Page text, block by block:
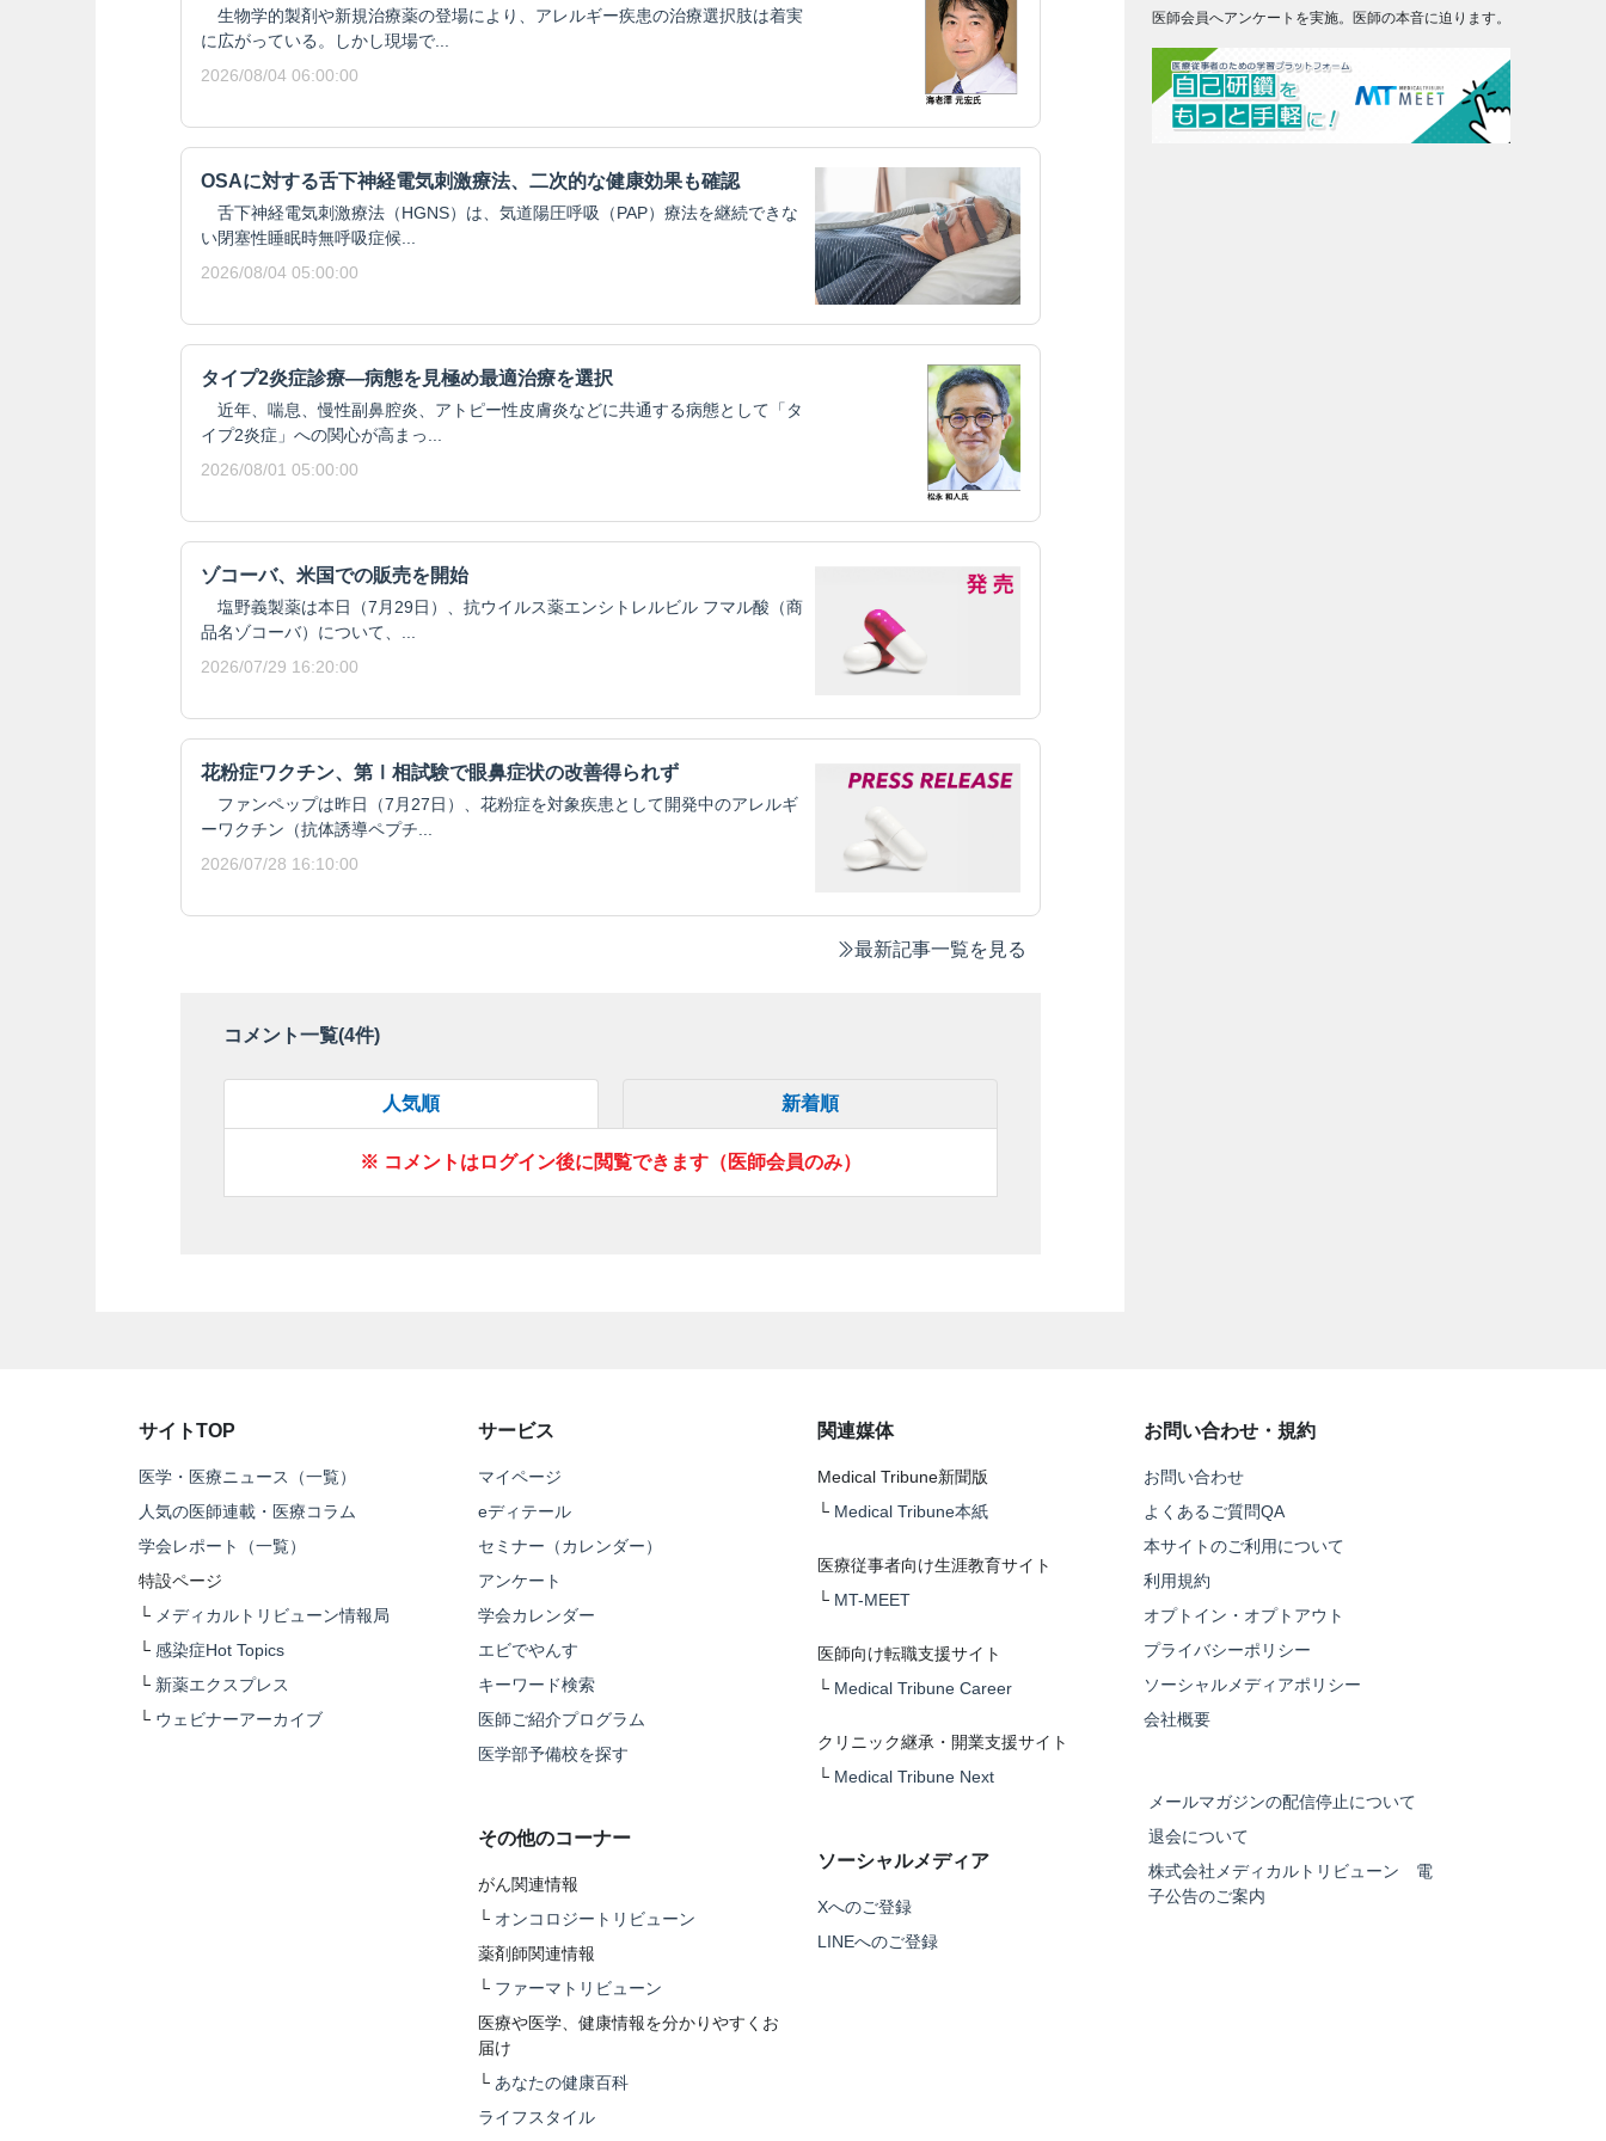
生物学的製剤や新規治療薬の登場により、アレルギー疾患の治療選択肢は着実
に広がっている。しかし現場で...
2026/08/04 06:00:00
OSAに対する舌下神経電気刺激療法、二次的な健康効果も確認
舌下神経電気刺激療法（HGNS）は、気道陽圧呼吸（PAP）療法を継続できな
い閉塞性睡眠時無呼吸症候...
2026/08/04 05:00:00
タイプ2炎症診療―病態を見極め最適治療を選択
近年、喘息、慢性副鼻腔炎、アトピー性皮膚炎などに共通する病態として「タ
イプ2炎症」への関心が高まっ...
2026/08/01 05:00:00
ゾコーバ、米国での販売を開始
塩野義製薬は本日（7月29日）、抗ウイルス薬エンシトレルビル フマル酸（商
品名ゾコーバ）について、...
2026/07/29 16:20:00
花粉症ワクチン、第Ⅰ相試験で眼鼻症状の改善得られず
ファンペップは昨日（7月27日）、花粉症を対象疾患として開発中のアレルギ
ーワクチン（抗体誘導ペプチ...
2026/07/28 16:10:00
最新記事一覧を見る
コメント一覧(4件)
人気順 新着順
※ コメントはログイン後に閲覧できます（医師会員のみ）
医師会員へアンケートを実施。医師の本音に迫ります。
サイトTOP
医学・医療ニュース（一覧）
人気の医師連載・医療コラム
学会レポート（一覧）
特設ページ
└ メディカルトリビューン情報局
└ 感染症Hot Topics
└ 新薬エクスプレス
└ ウェビナーアーカイブ
サービス
マイページ
eディテール
セミナー（カレンダー）
アンケート
学会カレンダー
エビでやんす
キーワード検索
医師ご紹介プログラム
医学部予備校を探す
その他のコーナー
がん関連情報
└ オンコロジートリビューン
薬剤師関連情報
└ ファーマトリビューン
医療や医学、健康情報を分かりやすくお
届け
└ あなたの健康百科
ライフスタイル
関連媒体
Medical Tribune新聞版
└ Medical Tribune本紙
医療従事者向け生涯教育サイト
└ MT-MEET
医師向け転職支援サイト
└ Medical Tribune Career
クリニック継承・開業支援サイト
└ Medical Tribune Next
ソーシャルメディア
Xへのご登録
LINEへのご登録
お問い合わせ・規約
お問い合わせ
よくあるご質問QA
本サイトのご利用について
利用規約
オプトイン・オプトアウト
プライバシーポリシー
ソーシャルメディアポリシー
会社概要
メールマガジンの配信停止について
退会について
株式会社メディカルトリビューン 電
子公告のご案内